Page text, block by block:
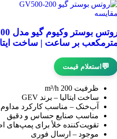
بر ساعت | ساخت
💬 استعلام قیمت
ظرفیت 200 m³/h
ساخت ایتالیا – برند GEV
آب‌خنک – مناسب کارکرد مداوم
مناسب صنایع حساس و دقیق
تقویت‌کننده خلأ برای پمپ‌های
موجود – ارسال فوری